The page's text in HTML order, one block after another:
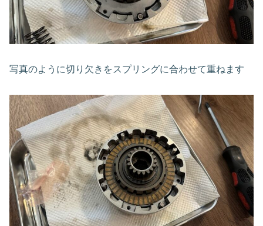
写真のように切り欠きをスプリングに合わせて重ねます